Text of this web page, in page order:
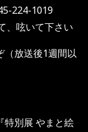
224-1019
呟いて下さい
放送後1週間以
別展 やまと絵